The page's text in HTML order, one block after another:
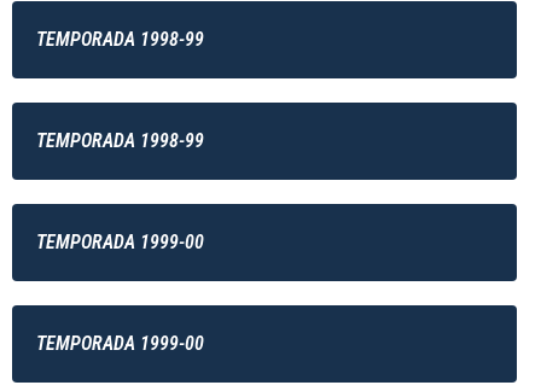
TEMPORADA 1998-99
TEMPORADA 1998-99
TEMPORADA 1999-00
TEMPORADA 1999-00